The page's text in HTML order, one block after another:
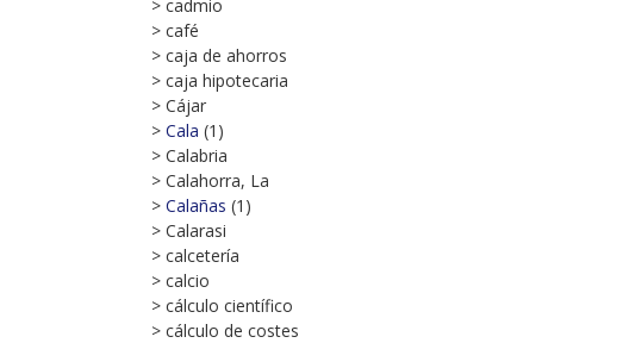
> cadmio
> café
> caja de ahorros
> caja hipotecaria
> Cájar
> Cala (1)
> Calabria
> Calahorra, La
> Calañas (1)
> Calarasi
> calcetería
> calcio
> cálculo científico
> cálculo de costes